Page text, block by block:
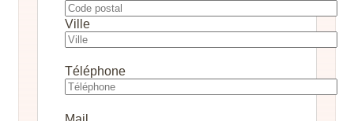
Ville
Téléphone